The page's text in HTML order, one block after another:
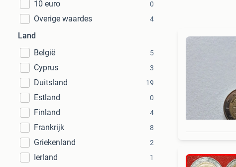
10 euro 0
Overige waardes 4
Land
België
5
Cyprus 3
Duitsland 19
Estland 0
Finland 4
Frankrijk 8
Griekenland 2
Ierland 1